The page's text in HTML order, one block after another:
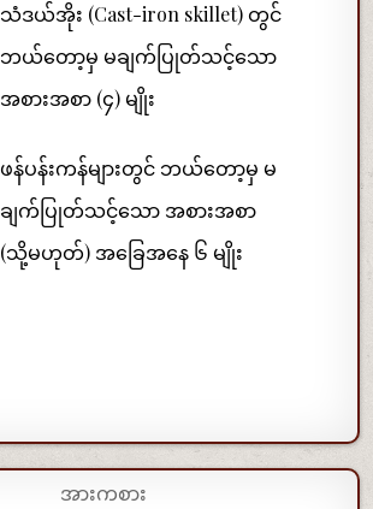
သံဒယ်အိုး (Cast-iron skillet) တွင်
ဘယ်တော့မှ မချက်ပြုတ်သင့်သော
အစားအစာ (၄) မျိုး
ဖန်ပန်းကန်များတွင် ဘယ်တော့မှ မ
ချက်ပြုတ်သင့်သော အစားအစာ
(သို့မဟုတ်) အခြေအနေ ၆ မျိုး
အားကစား